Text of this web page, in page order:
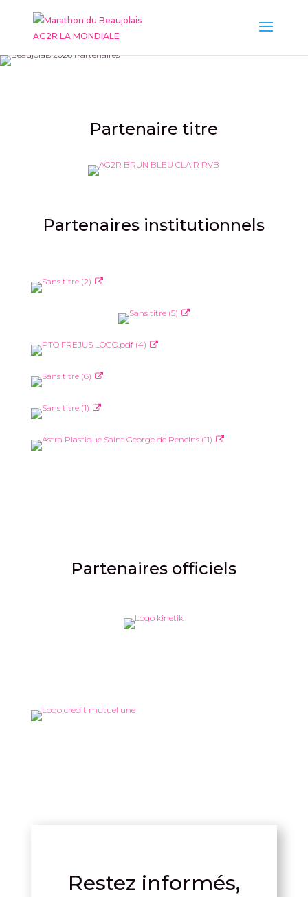
Partenaire titre
Partenaires institutionnels
Partenaires officiels
Restez informés,